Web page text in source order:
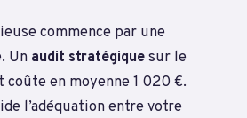
commence par une
Un audit stratégiquesur le
en moyenne 1 020 €.
l’adéquation entre votre